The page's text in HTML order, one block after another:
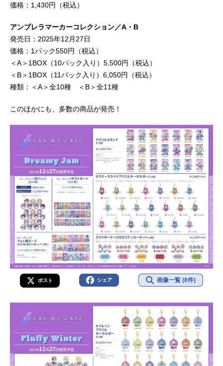
価格：1,430円（税込）
アンブレラマーカーコレクション／A・B
発売日：2025年12月27日
価格：1パック550円（税込）
＜A＞1BOX（10パック入り）5,500円（税込）
＜B＞1BOX（11パック入り）6,050円（税込）
種類：＜A＞全10種 ＜B＞全11種
このほかにも、多数の商品が発売！
ポスト シェア 画像一覧 (8件)